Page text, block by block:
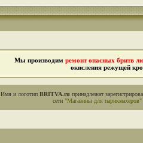
Мы производим ремонт опасных бритв
окисления режущей
Имя и логотип BRITVA.ru принадлежат
сети "Магазины для парикмахеров"